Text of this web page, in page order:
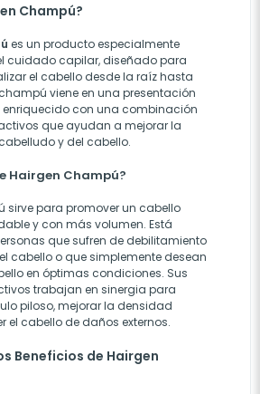
Champú?
es un producto especialmente
cuidado capilar, diseñado para
el cabello desde la raíz hasta
viene en una presentación
enriquecido con una combinación
que ayudan a mejorar la
y del cabello.
Hairgen Champú?
sirve para promover un cabello
y con más volumen. Está
que sufren de debilitamiento
cabello o que simplemente desean
en óptimas condiciones. Sus
trabajan en sinergia para
piloso, mejorar la densidad
el cabello de daños externos.
Beneficios de Hairgen